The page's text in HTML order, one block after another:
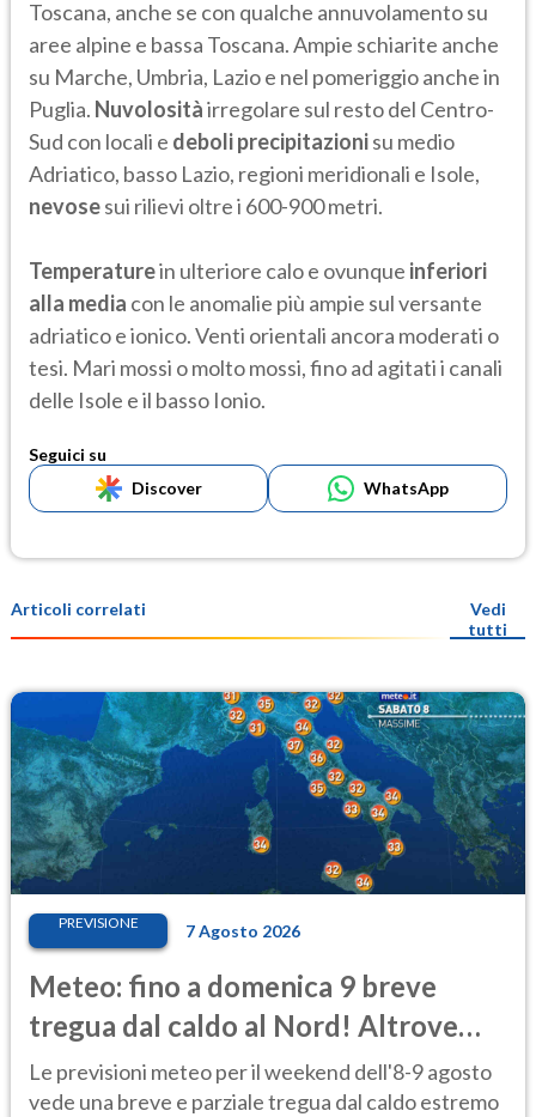
Toscana, anche se con qualche annuvolamento su
aree alpine e bassa Toscana. Ampie schiarite anche
su Marche, Umbria, Lazio e nel pomeriggio anche in
Puglia. Nuvolositàirregolare sul resto del Centro-
Sud con locali e deboli precipitazionisu medio
Adriatico, basso Lazio, regioni meridionali e Isole,
nevosesui rilievi oltre i 600-900 metri.
Temperaturein ulteriore calo e ovunque inferiori
alla media con le anomalie più ampie sul versante
adriatico e ionico. Venti orientali ancora moderati o
tesi. Mari mossi o molto mossi, fino ad agitati i canali
delle Isole e il basso Ionio.
Seguici su
Discover
WhatsApp
Articoli correlati
Vedi
tutti
PREVISIONE 7 Agosto 2026
Meteo: fino a domenica 9 breve
tregua dal caldo al Nord! Altrove
calura e afa
Le previsioni meteo per il weekend dell'8-9 agosto
vede una breve e parziale tregua dal caldo estremo